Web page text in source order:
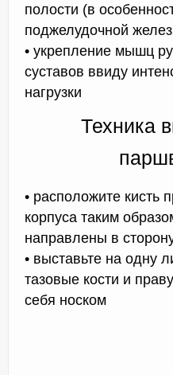
полости (в
поджелудочной
• укрепление мышц
суставов ввиду
нагрузки
Техника
• расположите кисть
корпуса таким
направлены в
• выставьте на одну
тазовые кости и
себя носком